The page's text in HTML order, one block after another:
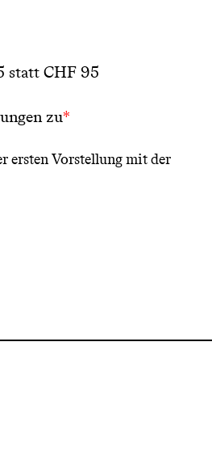
statt CHF 95
zu
ersten Vorstellung mit der